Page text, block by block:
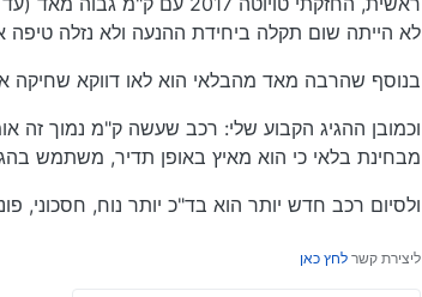
לא הייתה שום תקלה ביחידת ההנעה ולא נזלה
בנוסף שהרבה מאד מהבלאי הוא לאו דווקא שחיקה
וכמובן ההגיג הקבוע שלי: רכב שעשה ק"מ נמוך זה
מבחינת בלאי כי הוא מאיץ באופן תדיר, משתמש
ולסיום רכב חדש יותר הוא בד"כ יותר נוח, חסכוני,
ליצירת קשר לחץ כאן